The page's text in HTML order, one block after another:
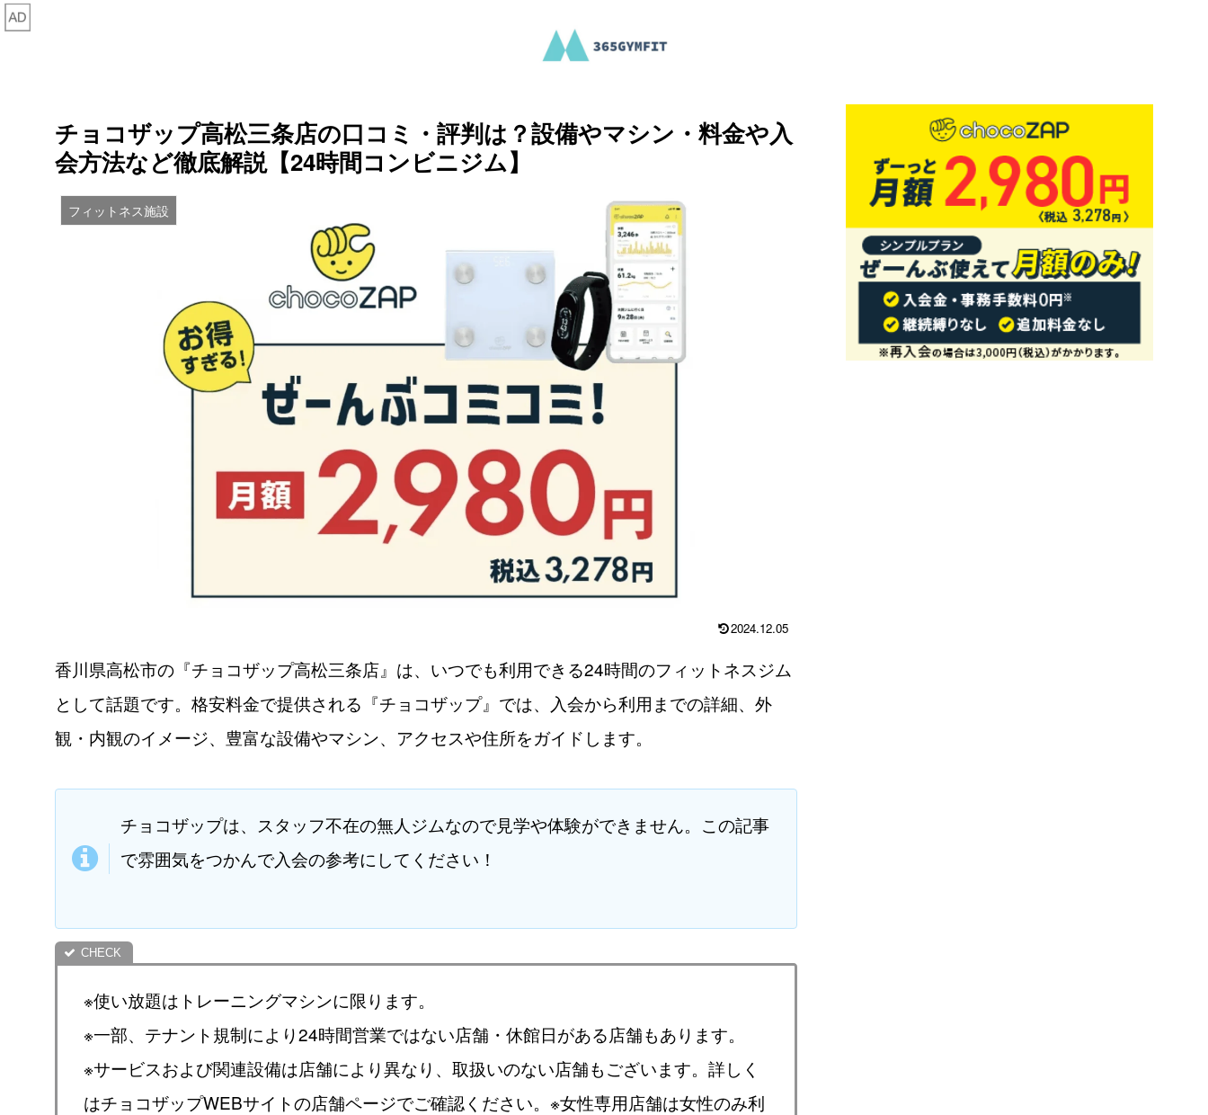
チョコザップ高松三条店の口コミ・評判は？設備やマシン・料金や入
会方法など徹底解説【24時間コンビニジム】
フィットネス施設
2024.12.05
香川県高松市の『チョコザップ高松三条店』は、いつでも利用できる24時間のフィットネスジム
として話題です。格安料金で提供される『チョコザップ』では、入会から利用までの詳細、外
観・内観のイメージ、豊富な設備やマシン、アクセスや住所をガイドします。
チョコザップは、スタッフ不在の無人ジムなので見学や体験ができません。この記事
で雰囲気をつかんで入会の参考にしてください！
※使い放題はトレーニングマシンに限ります。
※一部、テナント規制により24時間営業ではない店舗・休館日がある店舗もあります。
※サービスおよび関連設備は店舗により異なり、取扱いのない店舗もございます。詳しく
はチョコザップWEBサイトの店舗ページでご確認ください。※女性専用店舗は女性のみ利